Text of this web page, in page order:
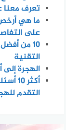
تعرف معنا
ما هي
على
10 من
التقنية
الهجرة إلى
أكثر
التقدم